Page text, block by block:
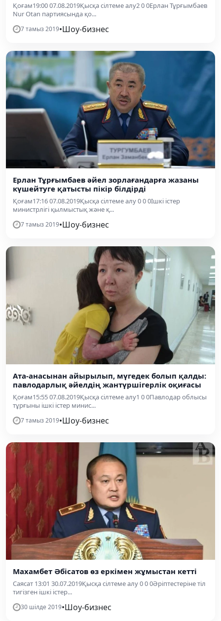
Қоғам19:00 07.08.2019Қысқа сілтеме алу2 0 0Ерлан Тұрғымбаев
Nur Otan партиясында қо...
7 тамыз 2019•Шоу-бизнес
Ерлан Тұрғымбаев әйел зорлағандарға жазаны
күшейтуге қатысты пікір білдірді
Қоғам17:16 07.08.2019Қысқа сілтеме алу 0 0 0Ішкі істер
министрлігі қылмыстық және қ...
7 тамыз 2019•Шоу-бизнес
Ата-анасынан айырылып, мүгедек болып қалды:
павлодарлық әйелдің жантүршігерлік оқиғасы
Қоғам15:55 07.08.2019Қысқа сілтеме алу1 0 0Павлодар облысы
тұрғыны ішкі істер минис...
7 тамыз 2019•Шоу-бизнес
Махамбет Әбісатов өз еркімен жұмыстан кетті
Саясат 13:01 30.07.2019Қысқа сілтеме алу 0 0 0Әріптестеріне тіл
тигізген ішкі істер...
30 шілде 2019•Шоу-бизнес